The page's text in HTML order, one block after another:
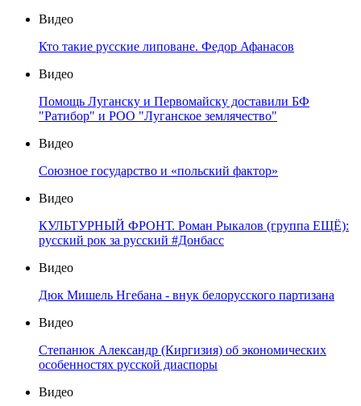
Видео
Кто такие русские липоване. Федор Афанасов
Видео
Помощь Луганску и Первомайску доставили БФ
"Ратибор" и РОО "Луганское землячество"
Видео
Союзное государство и «польский фактор»
Видео
КУЛЬТУРНЫЙ ФРОНТ. Роман Рыкалов (группа ЕЩЁ):
русский рок за русский #Донбасс
Видео
Дюк Мишель Нгебана - внук белорусского партизана
Видео
Степанюк Александр (Киргизия) об экономических
особенностях русской диаспоры
Видео